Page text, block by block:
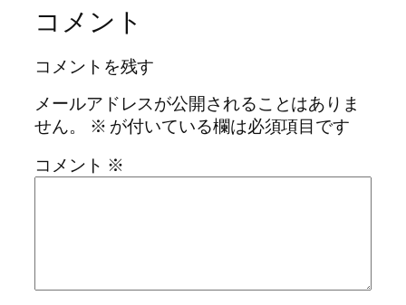
コメント
コメントを残す
メールアドレスが公開されることはありま
せん。
※ が付いている欄は必須項目です
コメント ※